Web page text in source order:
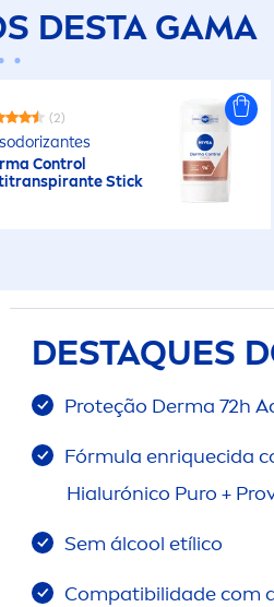
DESTA GAMA
(2)
Control
Stick
DESTAQUES
Proteção Derma 72h
Fórmula enriquecida
Hialurónico Puro + Pro
Sem álcool etílico
Compatibilidade com